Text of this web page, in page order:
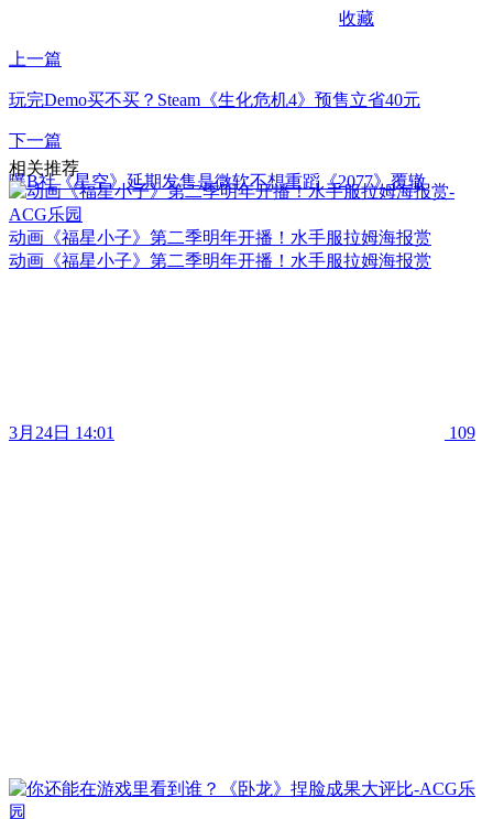
收藏
上一篇
玩完Demo买不买？Steam《生化危机4》预售立省40元
下一篇
曝B社《星空》延期发售是微软不想重蹈《2077》覆辙
相关推荐
动画《福星小子》第二季明年开播！水手服拉姆海报赏
动画《福星小子》第二季明年开播！水手服拉姆海报赏
3月24日 14:01 109